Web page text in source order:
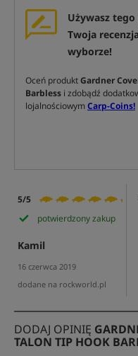
Używasz
Twoja
wyborze!
Oceń produktGardner
Barbless i zdobądź
lojalnościowymCarp-Coins!
5/5
potwierdzony zakup
Kamil
16 czerwca 2019
dodane na rockworld.pl
DODAJ OPINIĘ
TALON TIP HOOK